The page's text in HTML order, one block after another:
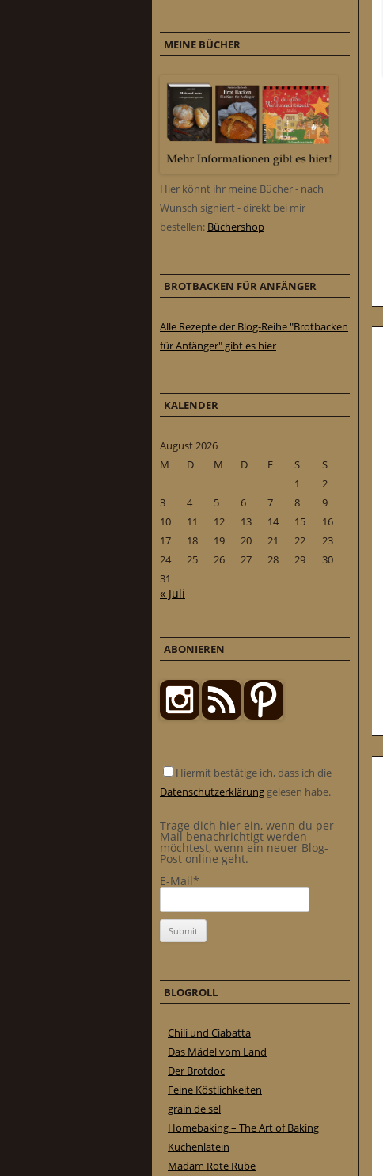
MEINE BÜCHER
Hier könnt ihr meine Bücher - nach
Wunsch signiert - direkt bei mir
bestellen: Büchershop
BROTBACKEN FÜR ANFÄNGER
Alle Rezepte der Blog-Reihe "Brotbacken
für Anfänger" gibt es hier
KALENDER
August 2026
M
D M D F S
S
1
2
3
4 5 6 7 8
9
10
11 12 13 14 15
16
17
18 19 20 21 22
23
24
25 26 27 28 29
30
31
« Juli
ABONIEREN
Hiermit bestätige ich, dass ich die
Datenschutzerklärung gelesen habe.
Trage dich hier ein, wenn du per
Mail benachrichtigt werden
möchtest, wenn ein neuer Blog-
Post online geht.
E-Mail*
BLOGROLL
Chili und Ciabatta
Das Mädel vom Land
Der Brotdoc
Feine Köstlichkeiten
grain de sel
Homebaking – The Art of Baking
Küchenlatein
Madam Rote Rübe